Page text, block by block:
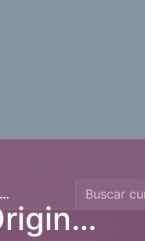
Volviendo al Diseño Original (Pre-primaria y Primaria)